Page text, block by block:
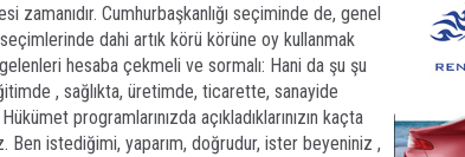
zamanıdır. Cumhurbaşkanlığı seçiminde de, genel
dahi artık körü körüne oy kullanmak
hesaba çekmeli ve sormalı: Hani da şu şu
, sağlıkta, üretimde, ticarette, sanayide
programlarınızda açıkladıklarınızın kaçta
Ben istediğimi, yaparım, doğrudur, ister beyeniniz ,